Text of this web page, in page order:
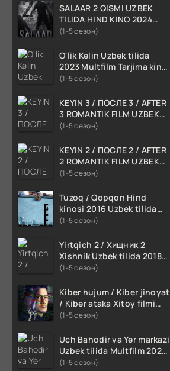
SALAAR 2 QISMI UZBEK
TILIDA HIND KINO 2024
TARJIMA 720p HD Skachat
(1-5 сезон)
O'lik Kelin Uzbek tilida
2023 Multfilm Tarjima kino
skachat
(1-5 сезон)
KEYIN 3 / ПОСЛЕ 3 / AFTER
3 ROMANTIK FILM UZBEK
TILIDA 2021 TARJIMA FILM
(1-5 сезон)
KEYIN 2 / ПОСЛЕ 2 / AFTER
2 ROMANTIK FILM UZBEK
TILIDA 2020 TARJIMA FILM
(1-5 сезон)
Tuzoq / Qopqon Hind
kinosi 2016 Uzbek tilida
tarjima film HD
(1-5 сезон)
Yirtqich 2 / Хищник 2
Xishnik Uzbek tilida 2018-
2024 O'zbekcha tarjima
(1-5 сезон)
Kiber hujum / Kiber jinoyat
/ Kiber ataka Xitoy filmi
Uzbek tilida O'zbekcha
HD skachat
(1-5 сезон)
Uch Bahodir va Yer markazi
Uzbek tilida Multfilm 2025
tarjima HD skachat
(1-5 сезон)